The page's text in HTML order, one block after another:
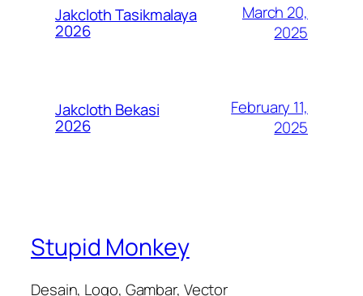
Jakcloth Tasikmalaya
2026
March 20,
2025
Jakcloth Bekasi
2026
February 11,
2025
Stupid Monkey
Desain, Logo, Gambar, Vector